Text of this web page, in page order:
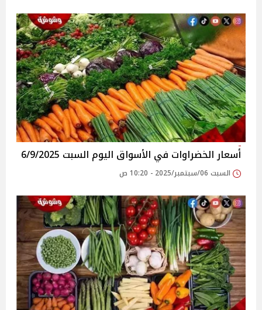
أسعار الخضراوات في الأسواق‎‎ اليوم السبت 6/9/2025
السبت 06/سبتمبر/2025 - 10:20 ص